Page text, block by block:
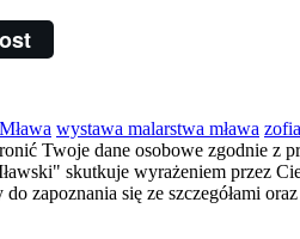
wystawa malarstwa mława
Twoje dane osobowe zgodnie z
skutkuje wyrażeniem przez
zapoznania się ze szczegółami